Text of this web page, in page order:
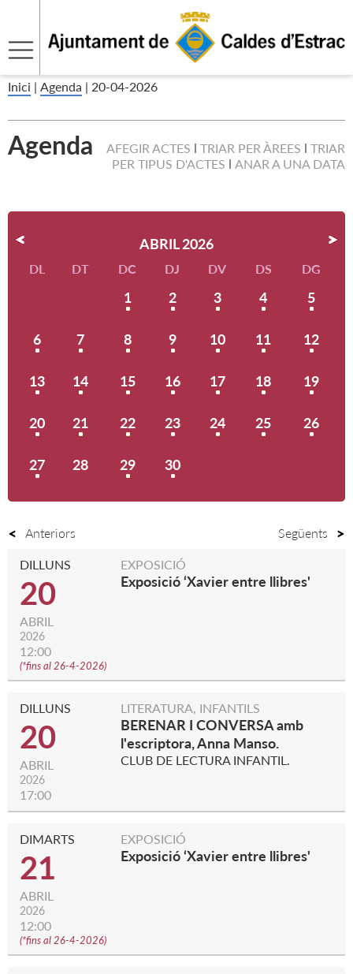
Inici | Agenda | 20-04-2026
Agenda AFEGIR ACTES TRIAR PER ÀREES
TRIAR
PER TIPUS D'ACTES
ANAR A UNA DATA
ABRIL 2026
DL DT DC DJ DV DS DG
1 2 3 4 5
6 7 8 9 10 11 12
13 14 15 16 17 18 19
20 21 22 23 24 25 26
27 28 29 30
Anteriors Següents
DILLUNS
20
ABRIL
2026
12:00
(*fins al 26-4-2026)
EXPOSICIÓ
Exposició ‘Xavier entre llibres'
DILLUNS
20
ABRIL
2026
17:00
LITERATURA, INFANTILS
BERENAR I CONVERSA amb
l'escriptora, Anna Manso.
CLUB DE LECTURA INFANTIL.
DIMARTS
21
ABRIL
2026
12:00
(*fins al 26-4-2026)
EXPOSICIÓ
Exposició ‘Xavier entre llibres'